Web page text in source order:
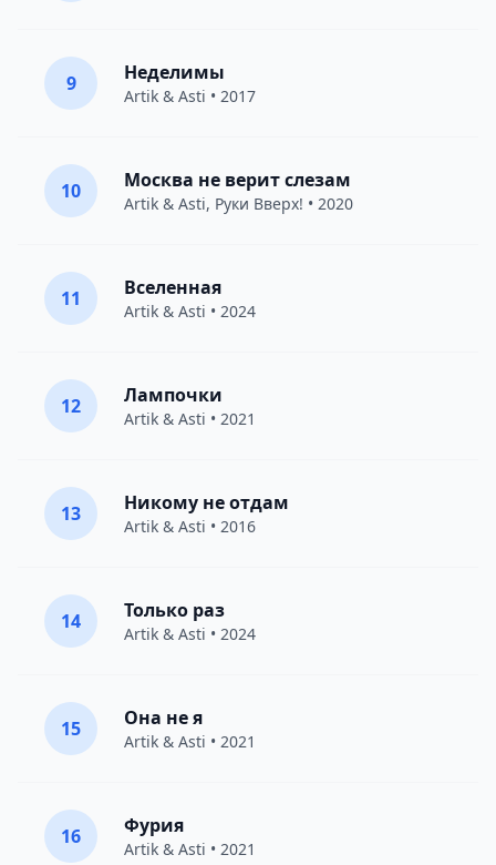
9 Неделимы
Artik & Asti • 2017
10 Москва не верит слезам
Artik & Asti, Руки Вверх! • 2020
11 Вселенная
Artik & Asti • 2024
12 Лампочки
Artik & Asti • 2021
13 Никому не отдам
Artik & Asti • 2016
14 Только раз
Artik & Asti • 2024
15 Она не я
Artik & Asti • 2021
16 Фурия
Artik & Asti • 2021